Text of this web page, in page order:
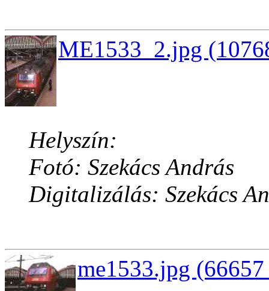
ME1533_2.jpg
Helyszín:
Fotó: Szekács András
Digitalizálás: Szekács
me1533.jpg